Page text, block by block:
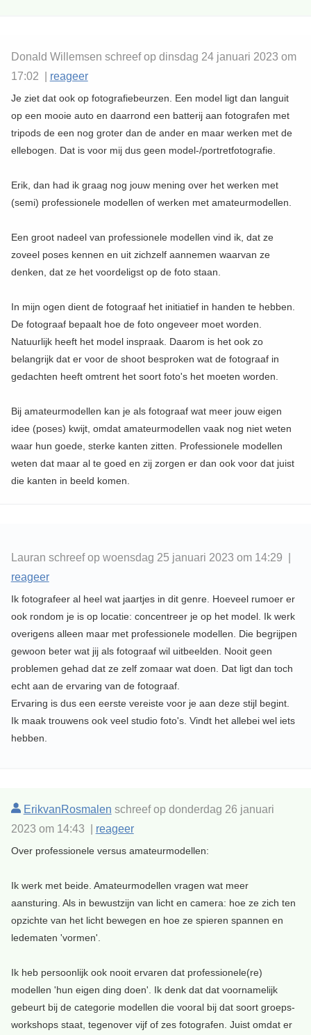
Donald Willemsen schreef op dinsdag 24 januari 2023 om
17:02 | reageer
Je ziet dat ook op fotografiebeurzen. Een model ligt dan languit
op een mooie auto en daarrond een batterij aan fotografen met
tripods de een nog groter dan de ander en maar werken met de
ellebogen. Dat is voor mij dus geen model-/portretfotografie.
Erik, dan had ik graag nog jouw mening over het werken met
(semi) professionele modellen of werken met amateurmodellen.
Een groot nadeel van professionele modellen vind ik, dat ze
zoveel poses kennen en uit zichzelf aannemen waarvan ze
denken, dat ze het voordeligst op de foto staan.
In mijn ogen dient de fotograaf het initiatief in handen te hebben.
De fotograaf bepaalt hoe de foto ongeveer moet worden.
Natuurlijk heeft het model inspraak. Daarom is het ook zo
belangrijk dat er voor de shoot besproken wat de fotograaf in
gedachten heeft omtrent het soort foto's het moeten worden.
Bij amateurmodellen kan je als fotograaf wat meer jouw eigen
idee (poses) kwijt, omdat amateurmodellen vaak nog niet weten
waar hun goede, sterke kanten zitten. Professionele modellen
weten dat maar al te goed en zij zorgen er dan ook voor dat juist
die kanten in beeld komen.
Lauran schreef op woensdag 25 januari 2023 om 14:29 |
reageer
Ik fotografeer al heel wat jaartjes in dit genre. Hoeveel rumoer er
ook rondom je is op locatie: concentreer je op het model. Ik werk
overigens alleen maar met professionele modellen. Die begrijpen
gewoon beter wat jij als fotograaf wil uitbeelden. Nooit geen
problemen gehad dat ze zelf zomaar wat doen. Dat ligt dan toch
echt aan de ervaring van de fotograaf.
Ervaring is dus een eerste vereiste voor je aan deze stijl begint.
Ik maak trouwens ook veel studio foto's. Vindt het allebei wel iets
hebben.
ErikvanRosmalen schreef op donderdag 26 januari
2023 om 14:43 | reageer
Over professionele versus amateurmodellen:
Ik werk met beide. Amateurmodellen vragen wat meer
aansturing. Als in bewustzijn van licht en camera: hoe ze zich ten
opzichte van het licht bewegen en hoe ze spieren spannen en
ledematen 'vormen'.
Ik heb persoonlijk ook nooit ervaren dat professionele(re)
modellen 'hun eigen ding doen'. Ik denk dat dat voornamelijk
gebeurt bij de categorie modellen die vooral bij dat soort groeps-
workshops staat, tegenover vijf of zes fotografen. Juist omdat er